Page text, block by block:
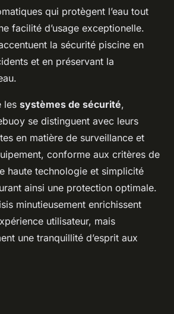
qui protègent l’eau tout
facilité d’usage exceptionelle.
la sécurité piscine en
et en préservant la
les systèmes de sécurité,
se distinguent avec leurs
en matière de surveillance et
conforme aux critères de
haute technologie et simplicité
ainsi une protection optimale.
minutieusement enrichissent
utilisateur, mais
une tranquillité d’esprit aux